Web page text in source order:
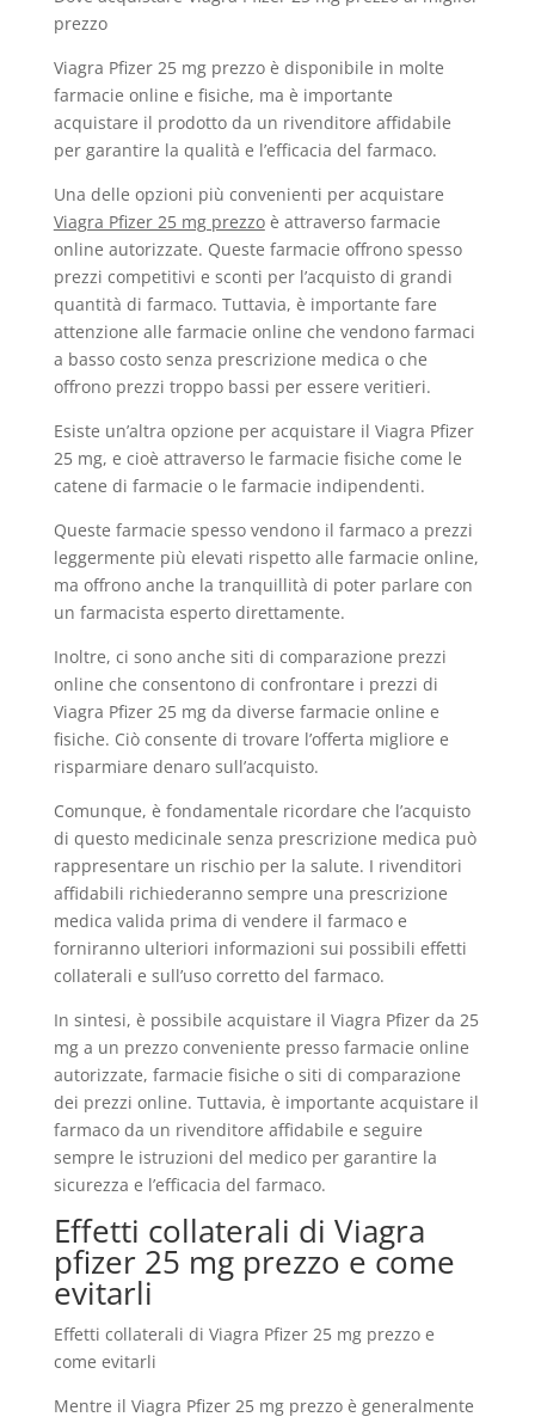
prezzo
Viagra Pfizer 25 mg prezzo è disponibile in molte
farmacie online e fisiche, ma è importante
acquistare il prodotto da un rivenditore affidabile
per garantire la qualità e l’efficacia del farmaco.
Una delle opzioni più convenienti per acquistare
Viagra Pfizer 25 mg prezzoè attraverso farmacie
online autorizzate. Queste farmacie offrono spesso
prezzi competitivi e sconti per l’acquisto di grandi
quantità di farmaco. Tuttavia, è importante fare
attenzione alle farmacie online che vendono farmaci
a basso costo senza prescrizione medica o che
offrono prezzi troppo bassi per essere veritieri.
Esiste un’altra opzione per acquistare il Viagra Pfizer
25 mg, e cioè attraverso le farmacie fisiche come le
catene di farmacie o le farmacie indipendenti.
Queste farmacie spesso vendono il farmaco a prezzi
leggermente più elevati rispetto alle farmacie online,
ma offrono anche la tranquillità di poter parlare con
un farmacista esperto direttamente.
Inoltre, ci sono anche siti di comparazione prezzi
online che consentono di confrontare i prezzi di
Viagra Pfizer 25 mg da diverse farmacie online e
fisiche. Ciò consente di trovare l’offerta migliore e
risparmiare denaro sull’acquisto.
Comunque, è fondamentale ricordare che l’acquisto
di questo medicinale senza prescrizione medica può
rappresentare un rischio per la salute. I rivenditori
affidabili richiederanno sempre una prescrizione
medica valida prima di vendere il farmaco e
forniranno ulteriori informazioni sui possibili effetti
collaterali e sull’uso corretto del farmaco.
In sintesi, è possibile acquistare il Viagra Pfizer da 25
mg a un prezzo conveniente presso farmacie online
autorizzate, farmacie fisiche o siti di comparazione
dei prezzi online. Tuttavia, è importante acquistare il
farmaco da un rivenditore affidabile e seguire
sempre le istruzioni del medico per garantire la
sicurezza e l’efficacia del farmaco.
Effetti collaterali di Viagra
pfizer 25 mg prezzo e come
evitarli
Effetti collaterali di Viagra Pfizer 25 mg prezzo e
come evitarli
Mentre il Viagra Pfizer 25 mg prezzo è generalmente